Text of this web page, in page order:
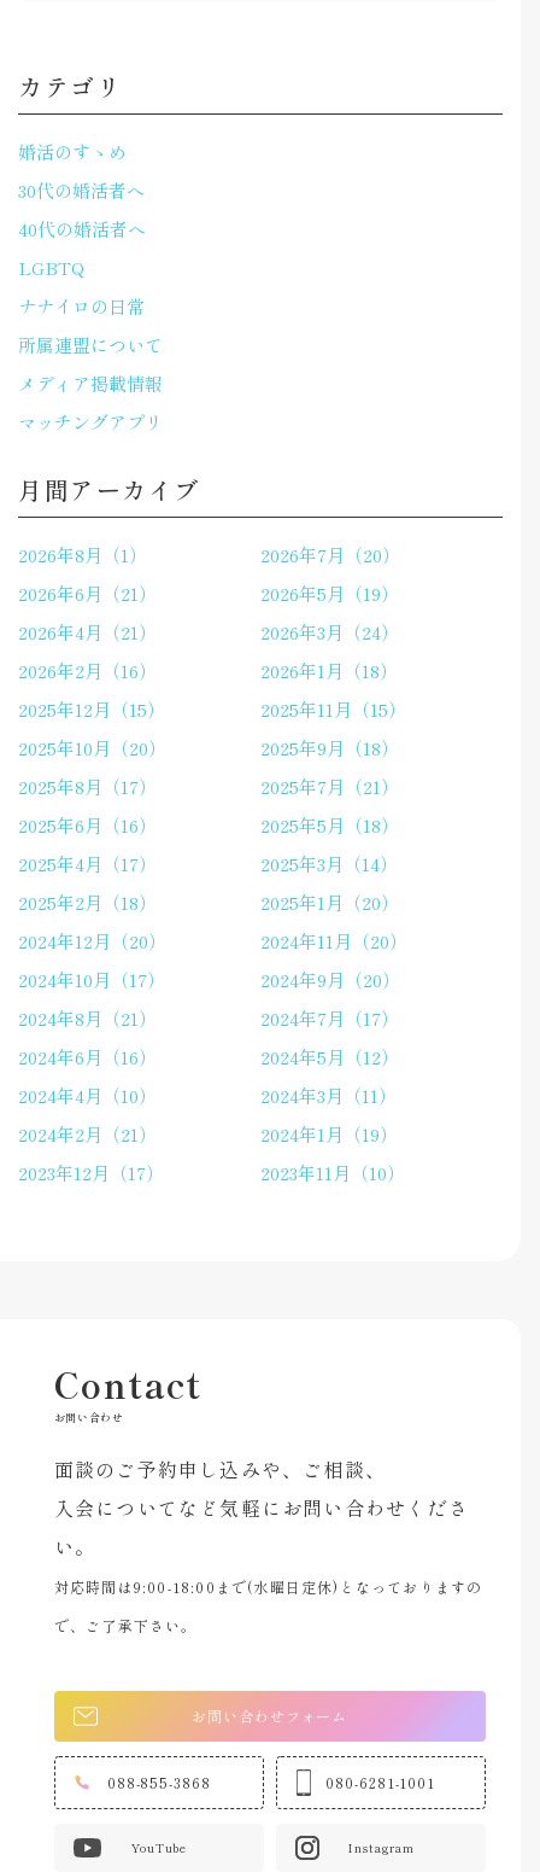
カテゴリ
婚活のすゝめ
30代の婚活者へ
40代の婚活者へ
LGBTQ
ナナイロの日常
所属連盟について
メディア掲載情報
マッチングアプリ
月間アーカイブ
2026年8月（1）
2026年7月（20）
2026年6月（21）
2026年5月（19）
2026年4月（21）
2026年3月（24）
2026年2月（16）
2026年1月（18）
2025年12月（15）
2025年11月（15）
2025年10月（20）
2025年9月（18）
2025年8月（17）
2025年7月（21）
2025年6月（16）
2025年5月（18）
2025年4月（17）
2025年3月（14）
2025年2月（18）
2025年1月（20）
2024年12月（20）
2024年11月（20）
2024年10月（17）
2024年9月（20）
2024年8月（21）
2024年7月（17）
2024年6月（16）
2024年5月（12）
2024年4月（10）
2024年3月（11）
2024年2月（21）
2024年1月（19）
2023年12月（17）
2023年11月（10）
Contact
お問い合わせ
面談のご予約申し込みや、ご相談、
入会についてなど気軽にお問い合わせくださ
い。
対応時間は9:00-18:00まで(水曜日定休)となっておりますの
で、ご了承下さい。
お問い合わせフォーム
088-855-3868 080-6281-1001
YouTube Instagram